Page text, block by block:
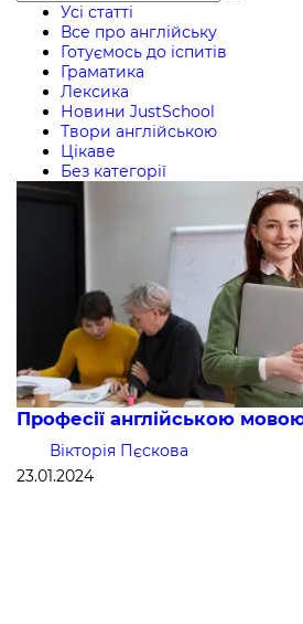
Усі статті
Все про англійську
Готуємось до іспитів
Граматика
Лексика
Новини JustSchool
Твори англійською
Цікаве
Без категорії
Професії англійською
Вікторія Пєскова
23.01.2024